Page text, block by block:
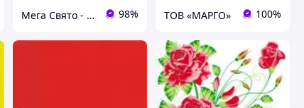
Мега Свято - магазин аксесуарів для свята та все для оформлення повітряними кульками ГУРТ (ОПТ). 98% ТОВ «МАРГО» 100%